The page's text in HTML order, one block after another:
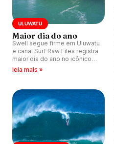
ULUWATU
Maior dia do ano
Swell segue firme em Uluwatu
e canal Surf Raw Files registra
maior dia do ano no icônico
pico de Bali, Indonésia.
leia mais »